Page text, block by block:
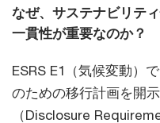
なぜ、サステナビリテ
一貫性が重要なのか？
ESRS E1（気候変動）
のための移行計画を開
（Disclosure